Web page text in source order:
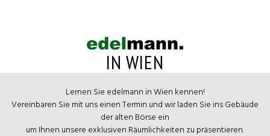
IN WIEN
Lernen Sie edelmann in Wien kennen!
Vereinbaren Sie mit uns einen Termin und wir laden Sie ins Gebäude
der alten Börse ein
um Ihnen unsere exklusiven Räumlichkeiten zu präsentieren.